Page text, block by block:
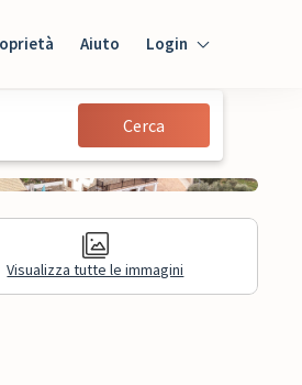
Aiuto Login
Ospiti
Cerca
Visualizza tutte le immagini